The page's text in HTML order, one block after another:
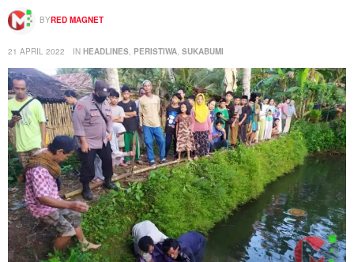
BYRED MAGNET
21 APRIL 2022 IN HEADLINES PERISTIWA SUKABUMI